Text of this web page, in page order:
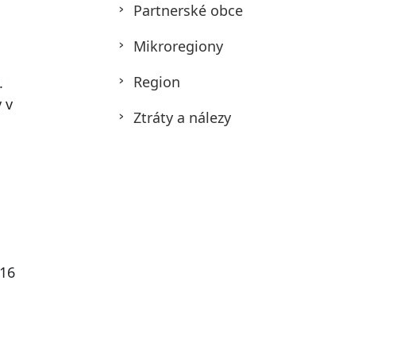
v
Partnerské obce
Mikroregiony
Region
Ztráty a nálezy